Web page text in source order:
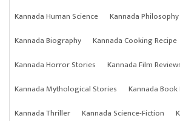
Kannada Human Science
Kannada Philosophy
Kannada Biography
Kannada Cooking Recipe
Kannada Horror Stories
Kannada Film
Kannada Mythological Stories
Kannada Book
Kannada Thriller
Kannada Science-Fiction